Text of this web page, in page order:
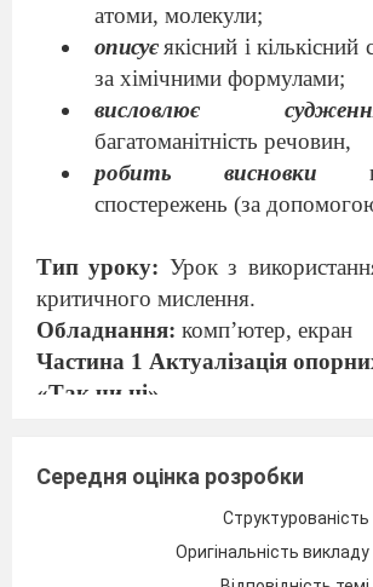
атоми, молекули;
описуєякісний і кількісний
за хімічними формулами;
висловлює
багатоманітність речовин,
робить висновки
спостережень (за
Тип уроку: Урок з
критичного мислення.
Обладнання: комп’ютер, екран
Частина 1 Актуалізація
«Так чи ні»
Прізвище, ім’я
Дата_________
Матеріал - речовина, яку
для виробництва інших хімічних
Середня оцінка розробки
Структурованість
Оригінальність викладу